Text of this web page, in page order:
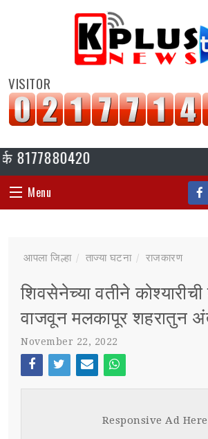
VISITOR
Menu
संपादकीय
जॉब/ नोकरी
स्पर्धा परीक्षा
POST WITH LEFT SIDEBAR
OUR REPORTERS
आपला जिल्हा ताज्या घटना राजकारण
शिवसेनेच्या वतीने
वाजवून मलकापूर शहरातुन
November 22, 2022
Face
Twi
Ema
Wh
Responsive Ad Here